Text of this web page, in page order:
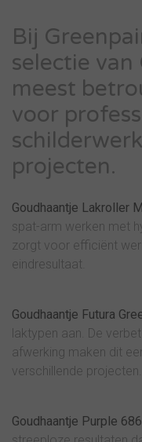
Bij
selectie van
meest
voor
projecten.
Goudhaantje Lakroller
spat-arm werken met
zorgt voor efficiënt
eindresultaat.
Goudhaantje Futura
laktypen aan. De
afwerking maken dit
verschillende projecten.
Goudhaantje Purple